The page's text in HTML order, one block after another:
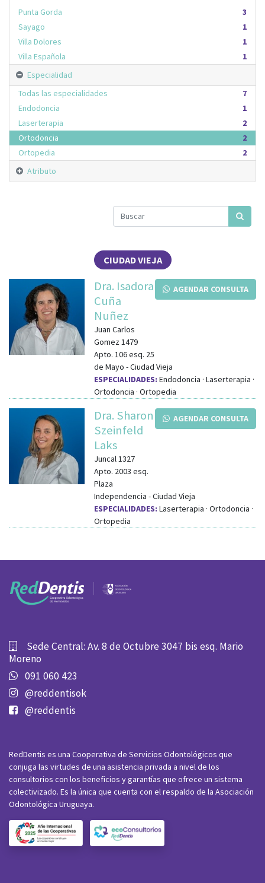
3
Punta Gorda
1
Sayago
1
Villa Dolores
1
Villa Española
Especialidad
7
Todas las especialidades
1
Endodoncia
2
Laserterapia
2
Ortodoncia
2
Ortopedia
Atributo
CIUDAD VIEJA
AGENDAR CONSULTA
Dra. Isadora
Cuña
Nuñez
Juan Carlos
Gomez 1479
Apto. 106esq. 25
de Mayo -Ciudad Vieja
ESPECIALIDADES: Endodoncia · Laserterapia ·
Ortodoncia · Ortopedia
AGENDAR CONSULTA
Dra. Sharon
Szeinfeld
Laks
Juncal 1327
Apto. 2003 esq.
Plaza
Independencia -Ciudad Vieja
ESPECIALIDADES: Laserterapia · Ortodoncia ·
Ortopedia
Sede Central: Av. 8 de Octubre 3047 bis esq. Mario
Moreno
091 060 423
@reddentisok
@reddentis
RedDentis es una Cooperativa de Servicios Odontológicos que
conjuga las virtudes de una asistencia privada a nivel de los
consultorios con los beneficios y garantías que ofrece un sistema
colectivizado. Es la única que cuenta con el respaldo de la Asociación
Odontológica Uruguaya.